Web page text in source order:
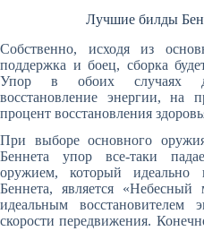
Лучшие билды
Собственно, исходя из
поддержка и боец, сборка
Упор в обоих случаях
восстановление энергии, на
процент восстановления
При выборе основного
Беннета упор все-таки
оружием, который идеально
Беннета, является
идеальным восстановителем
скорости передвижения.